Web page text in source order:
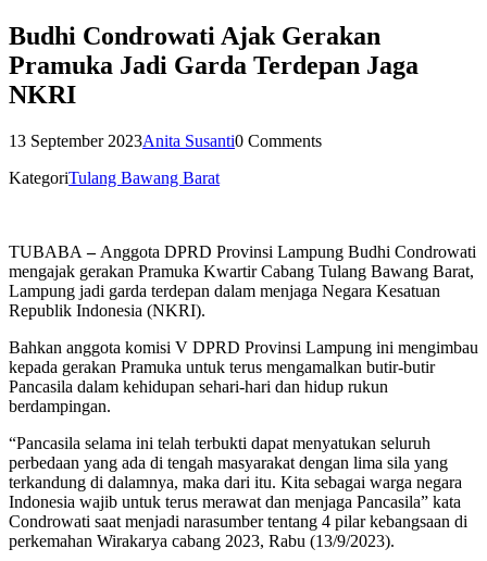
Budhi Condrowati Ajak Gerakan
Pramuka Jadi Garda Terdepan Jaga
NKRI
13 September 2023Anita Susanti0 Comments
KategoriTulang Bawang Barat
TUBABA – Anggota DPRD Provinsi Lampung Budhi Condrowati
mengajak gerakan Pramuka Kwartir Cabang Tulang Bawang Barat,
Lampung jadi garda terdepan dalam menjaga Negara Kesatuan
Republik Indonesia (NKRI).
Bahkan anggota komisi V DPRD Provinsi Lampung ini mengimbau
kepada gerakan Pramuka untuk terus mengamalkan butir-butir
Pancasila dalam kehidupan sehari-hari dan hidup rukun
berdampingan.
“Pancasila selama ini telah terbukti dapat menyatukan seluruh
perbedaan yang ada di tengah masyarakat dengan lima sila yang
terkandung di dalamnya, maka dari itu. Kita sebagai warga negara
Indonesia wajib untuk terus merawat dan menjaga Pancasila” kata
Condrowati saat menjadi narasumber tentang 4 pilar kebangsaan di
perkemahan Wirakarya cabang 2023, Rabu (13/9/2023).